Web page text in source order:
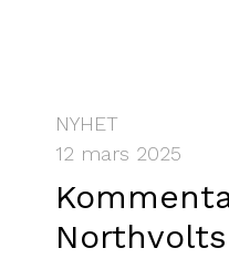
NYHET
12 mars 2025